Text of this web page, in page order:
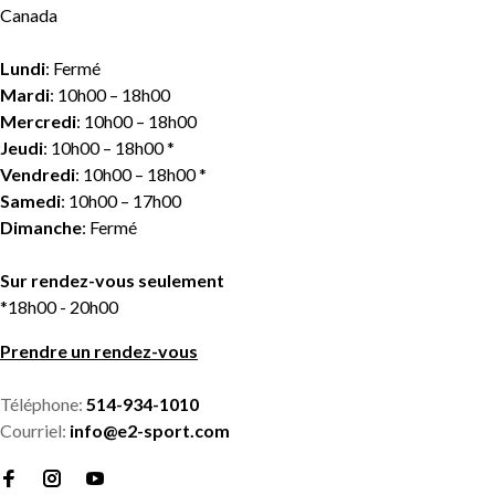
Canada
Lundi: Fermé
Mardi: 10h00 – 18h00
Mercredi: 10h00 – 18h00
Jeudi: 10h00 – 18h00 *
Vendredi: 10h00 – 18h00 *
Samedi: 10h00 – 17h00
Dimanche: Fermé
Sur rendez-vous seulement
*18h00 - 20h00
Prendre un rendez-vous
Téléphone: 514-934-1010
Courriel: info@e2-sport.com